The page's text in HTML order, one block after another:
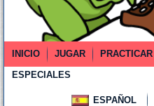
INICIO JUGAR PRACTICAR
ESPECIALES
ESPAÑOL